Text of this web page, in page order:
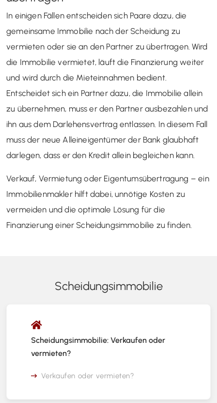
In einigen Fällen entscheiden sich Paare dazu, die
gemeinsame Immobilie nach der Scheidung zu
vermieten oder sie an den Partner zu übertragen. Wird
die Immobilie vermietet, läuft die Finanzierung weiter
und wird durch die Mieteinnahmen bedient.
Entscheidet sich ein Partner dazu, die Immobilie allein
zu übernehmen, muss er den Partner ausbezahlen und
ihn aus dem Darlehensvertrag entlassen. In diesem Fall
muss der neue Alleineigentümer der Bank glaubhaft
darlegen, dass er den Kredit allein begleichen kann.
Verkauf, Vermietung oder Eigentumsübertragung – ein
Immobilienmakler hilft dabei, unnötige Kosten zu
vermeiden und die optimale Lösung für die
Finanzierung einer Scheidungsimmobilie zu finden.
Scheidungsimmobilie
Scheidungsimmobilie: Verkaufen oder
vermieten?
Verkaufen oder vermieten?